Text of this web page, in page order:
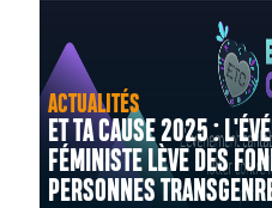
ACTUALITÉS
ET TA CAUSE 2025 :
FÉMINISTE LÈVE DES
PERSONNES